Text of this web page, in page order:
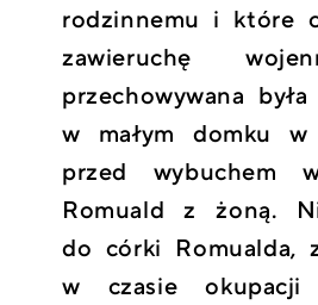
rodzinnemu i które
zawieruchę
przechowywana
w małym domku
przed wybuchem
Romuald z żoną.
do córki Romualda,
w czasie okupacji